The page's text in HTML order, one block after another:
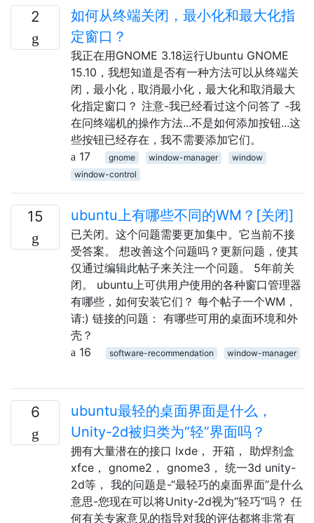
2
如何从终端关闭，最小化和最大化指
定窗口？
我正在用GNOME 3.18运行Ubuntu GNOME
15.10，我想知道是否有一种方法可以从终端关
闭，最小化，取消最小化，最大化和取消最大
化指定窗口？ 注意-我已经看过这个问答了 -我
在问终端机的操作方法...不是如何添加按钮...这
些按钮已经存在，我不需要添加它们。
17
gnome window-manager
window
window-control
15 ubuntu上有哪些不同的WM？[关闭]
已关闭。这个问题需要更加集中。它当前不接
受答案。 想改善这个问题吗？更新问题，使其
仅通过编辑此帖子来关注一个问题。 5年前关
闭。 ubuntu上可供用户使用的各种窗口管理器
有哪些，如何安装它们？ 每个帖子一个WM，
请:) 链接的问题： 有哪些可用的桌面环境和外
壳？
16
software-recommendation window-manager
6
ubuntu最轻的桌面界面是什么，
Unity-2d被归类为“轻”界面吗？
拥有大量潜在的接口 lxde， 开箱， 助焊剂盒
xfce， gnome2， gnome3， 统一3d unity-
2d等， 我的问题是-“最轻巧的桌面界面”是什么
意思-您现在可以将Unity-2d视为“轻巧”吗？ 任
何有关专家意见的指导对我的评估都将非常有